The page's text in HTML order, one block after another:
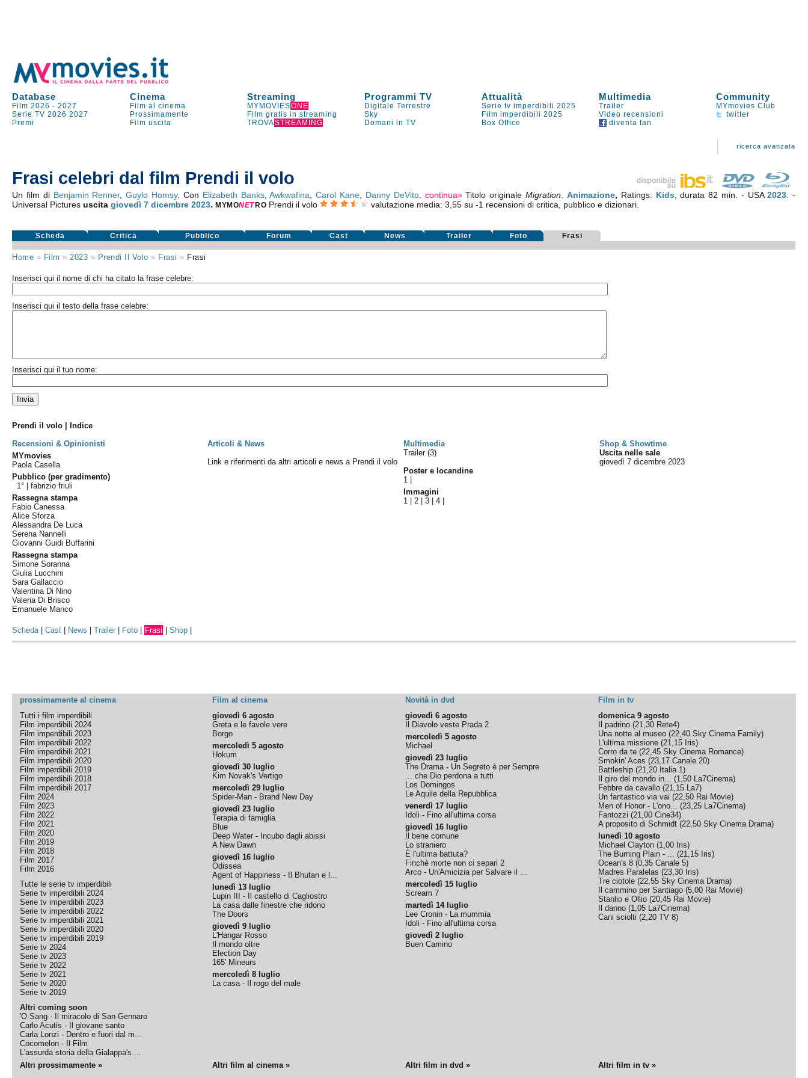
Database Cinema Streaming Programmi TV Attualità Multimedia Community
Film 2026 -2027 Film al cinema MYMOVIESONE Digitale Terrestre Serie tv imperdibili 2025 Trailer
MYmovies Club
Serie TV 2026 2027 Prossimamente Film gratis in streaming Sky Film imperdibili 2025 Video recensioni
twitter
Premi
Film uscita TROVASTREAMING Domani in TV Box Office diventa fan
ricerca avanzata
Frasi celebri dal film Prendi il volo
Un film di Benjamin Renner,Guylo Homsy. Con Elizabeth Banks,Awkwafina ,Carol Kane Danny DeVito. continua» Titolo originaleMigration Animazione, Ratings: Kids , durata 82 min. - USA2023 . -
Universal Picturesuscitagiovedì 7 dicembre 2023.MYMONET RO Prendi il volo valutazione media: 3,55 su -1 recensioni di critica, pubblico e dizionari.
Scheda Critica Pubblico Forum Cast News Trailer Foto Frasi
Home » Film » 2023 » Prendi Il Volo » Frasi » Frasi
Inserisci qui il nome di chi ha citato la frase celebre:
Inserisci qui il testo della frase celebre:
Inserisci qui il tuo nome:
Prendi il volo | Indice
Recensioni & Opinionisti
Articoli & News Multimedia
Shop & Showtime
MYmovies
Paola Casella
Pubblico (per gradimento)
1° |fabrizio friuli
Rassegna stampa
Fabio Canessa
Alice Sforza
Alessandra De Luca
Serena Nannelli
Giovanni Guidi Buffarini
Rassegna stampa
Simone Soranna
Giulia Lucchini
Sara Gallaccio
Valentina Di Nino
Valeria Di Brisco
Emanuele Manco
Link e riferimenti da altri articoli e news a Prendi il volo
Trailer (3)
Poster e locandine
1
Immagini
1 |2 |3 |4
Uscita nelle sale
giovedì 7 dicembre 2023
Scheda|Cast News |Trailer Foto Frasi |Shop
prossimamente al cinema Film al cinema Novità in dvd
Film in tv
Tutti i film imperdibili
Film imperdibili 2024
Film imperdibili 2023
Film imperdibili 2022
Film imperdibili 2021
Film imperdibili 2020
Film imperdibili 2019
Film imperdibili 2018
Film imperdibili 2017
Film 2024
Film 2023
Film 2022
Film 2021
Film 2020
Film 2019
Film 2018
Film 2017
Film 2016
Tutte le serie tv imperdibili
Serie tv imperdibili 2024
Serie tv imperdibili 2023
Serie tv imperdibili 2022
Serie tv imperdibili 2021
Serie tv imperdibili 2020
Serie tv imperdibili 2019
Serie tv 2024
Serie tv 2023
Serie tv 2022
Serie tv 2021
Serie tv 2020
Serie tv 2019
Altri coming soon
'O Sang - Il miracolo di San Gennaro
Carlo Acutis - Il giovane santo
Carla Lonzi - Dentro e fuori dal m...
Cocomelon - Il Film
L'assurda storia della Gialappa's ...
giovedì 6 agosto
Greta e le favole vere
Borgo
mercoledì 5 agosto
Hokum
giovedì 30 luglio
Kim Novak's Vertigo
mercoledì 29 luglio
Spider-Man - Brand New Day
giovedì 23 luglio
Terapia di famiglia
Blue
Deep Water - Incubo dagli abissi
A New Dawn
giovedì 16 luglio
Odissea
Agent of Happiness - Il Bhutan e l...
lunedì 13 luglio
Lupin III - Il castello di Cagliostro
La casa dalle finestre che ridono
The Doors
giovedì 9 luglio
L'Hangar Rosso
Il mondo oltre
Election Day
165' Mineurs
mercoledì 8 luglio
La casa - Il rogo del male
giovedì 6 agosto
Il Diavolo veste Prada 2
mercoledì 5 agosto
Michael
giovedì 23 luglio
The Drama - Un Segreto è per Sempre
... che Dio perdona a tutti
Los Domingos
Le Aquile della Repubblica
venerdì 17 luglio
Idoli - Fino all'ultima corsa
giovedì 16 luglio
Il bene comune
Lo straniero
È l'ultima battuta?
Finchè morte non ci separi 2
Arco - Un'Amicizia per Salvare il ...
mercoledì 15 luglio
Scream 7
martedì 14 luglio
Lee Cronin - La mummia
Idoli - Fino all'ultima corsa
giovedì 2 luglio
Buen Camino
domenica 9 agosto
Il padrino (21,30 Rete4)
Una notte al museo (22,40 Sky Cinema Family)
L'ultima missione (21,15 Iris)
Corro da te (22,45 Sky Cinema Romance)
Smokin' Aces (23,17 Canale 20)
Battleship (21,20 Italia 1)
Il giro del mondo in... (1,50 La7Cinema)
Febbre da cavallo (21,15 La7)
Un fantastico via vai (22,50 Rai Movie)
Men of Honor - L'ono... (23,25 La7Cinema)
Fantozzi (21,00 Cine34)
A proposito di Schmidt (22,50 Sky Cinema Drama)
lunedì 10 agosto
Michael Clayton (1,00 Iris)
The Burning Plain - ... (21,15 Iris)
Ocean's 8 (0,35 Canale 5)
Madres Paralelas (23,30 Iris)
Tre ciotole (22,55 Sky Cinema Drama)
Il cammino per Santiago (5,00 Rai Movie)
Stanlio e Ollio (20,45 Rai Movie)
Il danno (1,05 La7Cinema)
Cani sciolti (2,20 TV 8)
Altri prossimamente » Altri film al cinema » Altri film in dvd » Altri film in tv »